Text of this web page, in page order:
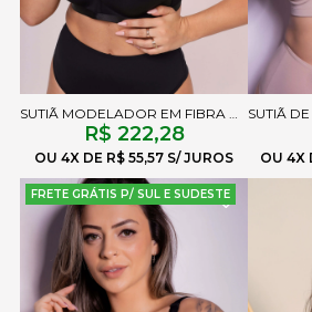
SUTIÃ MODELADOR EM FIBRA AILA PRETO
R$ 222,28
4X R$ 55,57 4X
FRETE GRÁTIS P/ SUL E SUDESTE